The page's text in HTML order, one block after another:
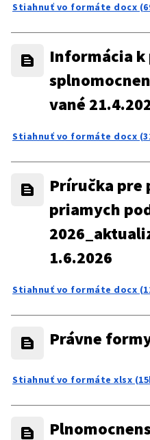
Stiahnuť vo formáte docx
Informácia k
vané
Stiahnuť vo formáte docx
Príručka
priamych
1.6.2026
Stiahnuť vo formáte docx
Právne
Stiahnuť vo formáte xlsx